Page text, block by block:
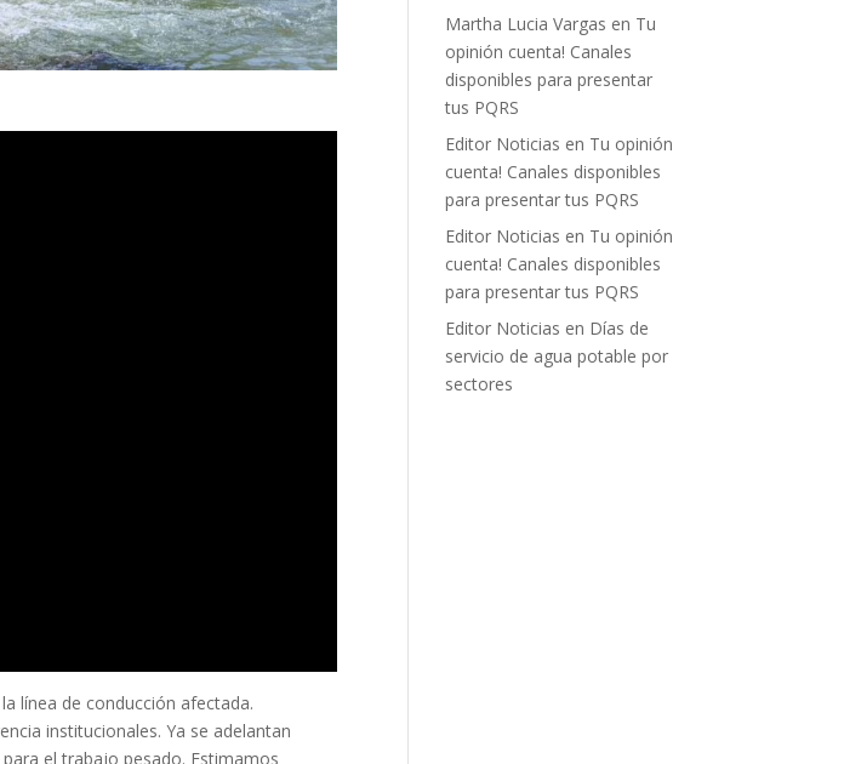
línea de conducción afectada.
institucionales. Ya se adelantan
el trabajo pesado. Estimamos
Martha Lucia Vargas en Tu
opinión cuenta! Canales
disponibles para presentar
tus PQRS
Editor Noticias en Tu opinión
cuenta! Canales disponibles
para presentar tus PQRS
Editor Noticias en Tu opinión
cuenta! Canales disponibles
para presentar tus PQRS
Editor Noticias en Días de
servicio de agua potable por
sectores